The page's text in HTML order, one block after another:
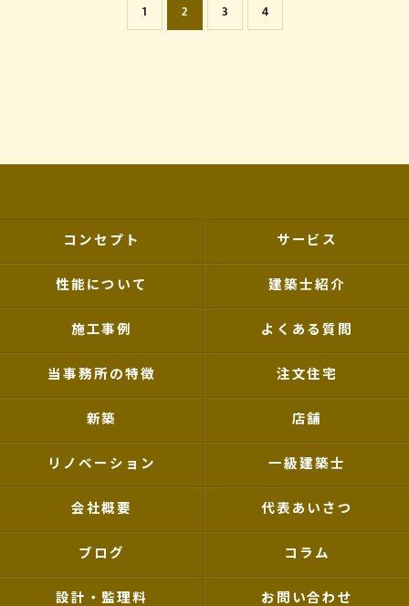
1 2 3 4
コンセプト サービス
性能について 建築士紹介
施工事例 よくある質問
当事務所の特徴 注文住宅
新築 店舗
リノベーション 一級建築士
会社概要 代表あいさつ
ブログ コラム
設計・監理料 お問い合わせ